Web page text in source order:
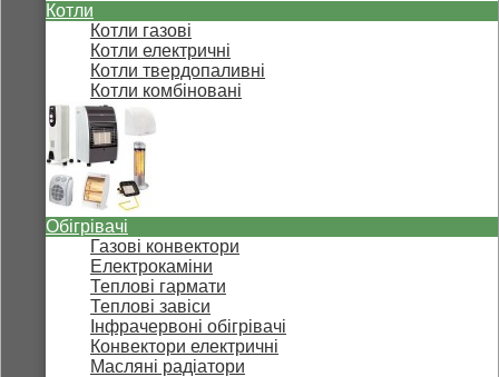
Котли
Котли газові
Котли електричні
Котли твердопаливні
Котли комбіновані
Обігрівачі
Газові конвектори
Електрокаміни
Теплові гармати
Теплові завіси
Інфрачервоні обігрівачі
Конвектори електричні
Масляні радіатори